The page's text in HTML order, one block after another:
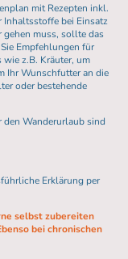
mit Rezepten inkl.
bei Einsatz
muss, sollte das
Empfehlungen für
z.B. Kräuter, um
Ihr Wunschfutter an die
oder bestehende
Wanderurlaub sind
Erklärung per
selbst zubereiten
bei chronischen